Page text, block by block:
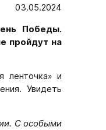
03.05.2024
Победы.
пройдут на
ленточка» и
Увидеть
С особыми